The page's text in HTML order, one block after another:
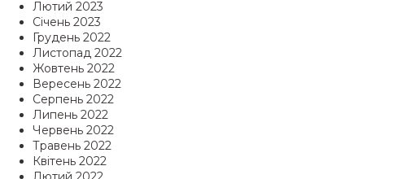
Лютий 2023
Січень 2023
Грудень 2022
Листопад 2022
Жовтень 2022
Вересень 2022
Серпень 2022
Липень 2022
Червень 2022
Травень 2022
Квітень 2022